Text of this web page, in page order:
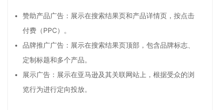
赞助产品广告：展示在搜索结果页和产品详情页，按点击
付费（PPC）。
品牌推广广告：展示在搜索结果页顶部，包含品牌标志、
定制标题和多个产品。
展示广告：展示在亚马逊及其关联网站上，根据受众的浏
览行为进行定向投放。